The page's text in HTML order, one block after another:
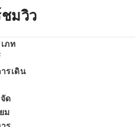
มวิว
ภท
รเดิน
ด
ม